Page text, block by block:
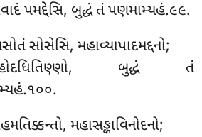
પમદ્દેસિ, બુદ્ધં તં પણમામ્યહં.૯૯.
સોસેસિ, મહાવ્યાપાદમદ્દનો;
બુદ્ધં તં
મહાસઙ્કાવિનોદનો;